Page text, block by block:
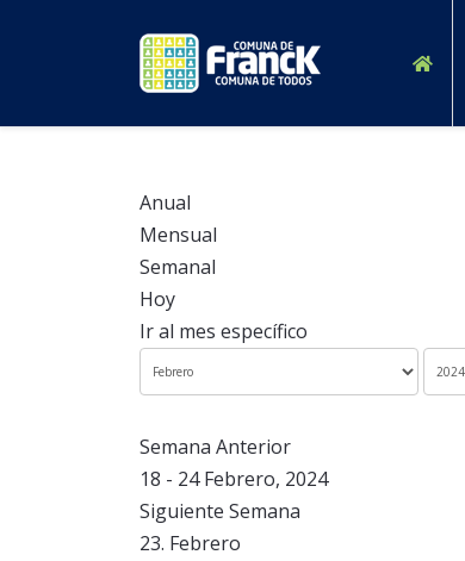
Anual
Mensual
Semanal
Hoy
Ir al mes específico
Semana Anterior
18 - 24 Febrero, 2024
Siguiente Semana
23. Febrero